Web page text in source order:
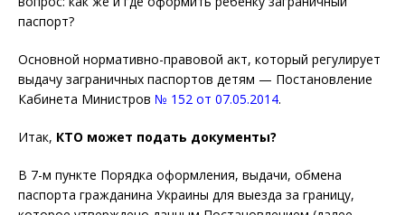
паспорт?
Основной нормативно-правовой акт, который регулирует
выдачу заграничных паспортов детям — Постановление
Кабинета Министров № 152 от 07.05.2014.
Итак, КТО может подать документы?
В 7-м пункте Порядка оформления, выдачи, обмена
паспорта гражданина Украины для выезда за границу,